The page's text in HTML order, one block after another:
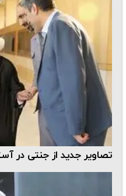
تصاویر جدید از جنتی در آستانه 99 سالگی +